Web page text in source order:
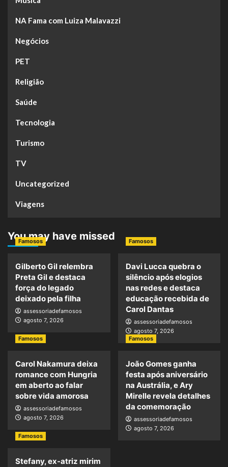
NA Fama com Luiza Malavazzi
Negócios
PET
Religião
Saúde
Tecnologia
Turismo
TV
Uncategorized
Viagens
You may have missed
Famosos
Gilberto Gil relembra
Preta Gil e destaca
força do legado
deixado pela filha
assessoriadefamosos
agosto 7, 2026
Famosos
Davi Lucca quebra o
silêncio após elogios
nas redes e destaca
educação recebida de
Carol Dantas
assessoriadefamosos
agosto 7, 2026
Famosos
Carol Nakamura deixa
romance com Hungria
em aberto ao falar
sobre vida amorosa
assessoriadefamosos
agosto 7, 2026
Famosos
João Gomes ganha
festa após aniversário
na Austrália, e Ary
Mirelle revela detalhes
da comemoração
assessoriadefamosos
agosto 7, 2026
Famosos
Stefany, ex-atriz mirim